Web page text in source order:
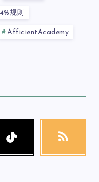
4%规则
AfficientAcademy